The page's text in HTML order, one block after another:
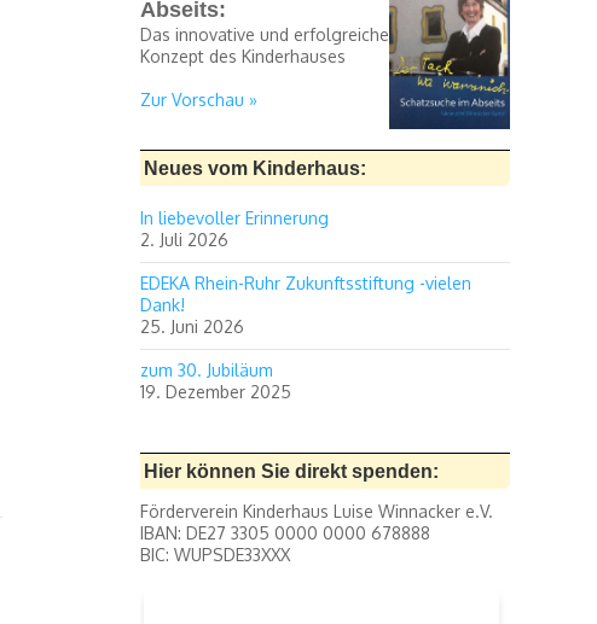
Abseits:
Das innovative und erfolgreiche
Konzept des Kinderhauses
Zur Vorschau »
Neues vom Kinderhaus:
In liebevoller Erinnerung
2. Juli 2026
EDEKA Rhein-Ruhr Zukunftsstiftung -vielen
Dank!
25. Juni 2026
zum 30. Jubiläum
19. Dezember 2025
Hier können Sie direkt spenden:
Förderverein Kinderhaus Luise Winnacker e.V.
IBAN: DE27 3305 0000 0000 678888
BIC: WUPSDE33XXX